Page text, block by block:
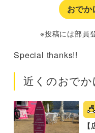
おで
※投稿には部員
Special thanks!!
近くのおでか